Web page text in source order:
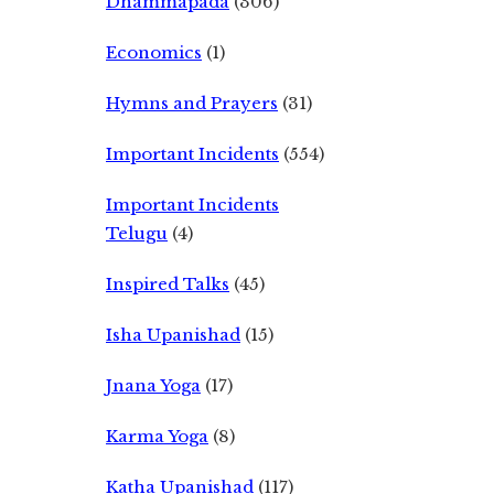
Economics (1)
Hymns and Prayers (31)
Important Incidents (554)
Important Incidents
Telugu (4)
Inspired Talks (45)
Isha Upanishad (15)
Jnana Yoga (17)
Karma Yoga (8)
Katha Upanishad (117)